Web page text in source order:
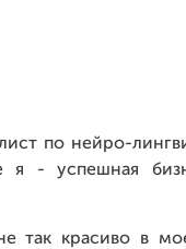
по нейро-
я - успешная
так красиво в